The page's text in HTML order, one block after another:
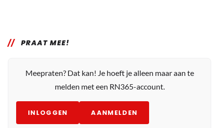
PRAAT MEE!
Meepraten? Dat kan! Je hoeft je alleen maar aan te
melden met een RN365-account.
INLOGGEN AANMELDEN